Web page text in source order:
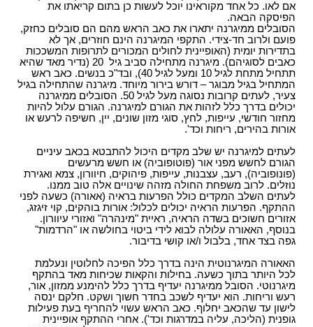
עצות לנפגעים בתאונות דרכים
חוק הפיצויים לנפגעי תאונות דרכים
עורך דין תאונת דרכים, עברת תאונה? נשאר לבחור
עו"ד
תקנות פיצויים לנפגעי תאונות דרכים (תשלומים
תכופים)
חוק נפגעי תאונות דרכים (סיוע לבני משפחה)
ייעוץ - עורכי דין
שאלות ותשובות - נזקי גוף
תביעת פיצויים - דוגמאות
פורום אורטופדיה וכירורגיה
עו"ד?
טעויות אולטראסאונד והקשר לרשלנות רפואית
רשלנות רפואית- העברת נטל הראיה אל הנתבעים
רשלנות רפואית - ניתוחים
רשלנות רפואית - אבחון לקוי
רשלנות רפואית בלידה - הריון
תביעת רשלנות רפואית - הריון, לידה
שיתוק מוחין, פיגור שכלי, תביעת רשלנות רפואית
רשלנות רפואית- ניתוח פלסטי קוסמטי
זכויות החולה- על הזכויות שלנו בתחום הבריאות
מידע על תביעות רשלנות רפואית
ס` 35-36 לחוק הנזיקין
תיעוד חומר רפואי - רשלנות רפואית
ביטוח לאומי - תביעות פיצויים נפגעי תאונות עבודה
הקשר בין מחלת הסוכרת לשרות הצבאי
קצין תגמולים - בקשה לעיון נוסף
קצין תגמולים דחה את תביעתך?
נכי צה"ל וחוק הנכים, לאן?
קביעת אחוזי נכות לנפגעי משרד הביטחון - תקנות
נפגעי פעולות איבה - טרור
קצין תגמולים- מידע משפטי ומדריך להגשת תביעה
מאגר חוקים| דיני צבא
נכי צה"ל - דוגמאות לתביעות נכות
עורכי דין מייעצים- משרד הביטחון, צבא
קטעי עיתונות
בחירת זכויות לפי חוק הביטוח הלאומי או לפי חוק
הנכים?
תביעות תלמידים - תאונות ילדים
תאונות אופניים
תאונות אופנוע - רכב דו גלגלי
תביעת ביטוח בגין נכות מתאונה ומחלוקת בנוגע
לפרשנות חישוב הפיצוי
פגיעות ברחוב - תאונה בשטח ציבורי
חיה מועדת - נשיכת כלב
רשלנות מקצועית
זכויות נפגעי עבירה| קורבנות משפט פלילי ועבירות
מין
חוק פיצוי לנפגעי פוליו, התשס"ז-2007
בדיקת החזרי מס
צליפת שוט, פגיעות ראש, זעזוע מוח, פגיעה נפשית
דירוג עורכי דין - פרסום עורכי דין בחינם באינטרנט !
מומחה רפואי - מה תפקידו ?
אם לאו. כל אחד מקוראינו יוכל לעשות כן בתום קריאתו את
הפיסקה הבאה.
הסובלים ממיגרנה יתארו את כאב הראש מהם הם סובלים כחזק,
פועם ולרוב חד-צידי. התקפי המיגרנה הינם חוזרים, אך לא
בתדירות יומית (האופיינית לחולים המכורים לתרופות המשככות
כאבים לסוגיהם). מיגרנה מתחילה סביב גיל 20 (נדיר מאד שהיא
תתחיל מתחת לגיל 10 ומעל לגיל 40), ובד"כ בנשים. כאב ראש
המתחיל בגיל מבוגר – דורש בירור מיוחד. מיגרנה שהתחילה בגיל
צעיר, לעתים קרובות נסוגה מעל לגיל 50. הסובלים ממיגרנה
יכולים בדרך כלל לזהות את הגורם למיגרנה. הגורם עלול להיות
מחזור חודשי, עייפות, לחץ, סוגי מזון שונים, יין, חשיפה לרעש או
אורות בהירים, ריחות וכד'.
לעתים למיגרנה יש שלב מקדים היכול להתבטא בכאב עיניים
הגורם לחשש מפני אור (פוטופוביה) או חשש מרעשים
(פונופוביה), רעב, עצבנות, עייפות, פיהוקים, חיוורון, צמא ואגירת
נוזלים. לרוב משפחת החולה מזהה שינויים אלה טוב ממנו.
לעתים השלב המקדים כולל הפרעות בראיה (אאורה) כשעה לפני
ההתקף. הפרעות הראיה יכולים לכלול: אורות בוהקים, קוי זיגזג,
אזורים חשוכים בשדה הראיה, ראיית "מינהרה" ואזורי עיוורון.
בנוסף, האאורה עלולה לבוא לידי ביטוי בחולשה או "הרדמות"
גפה בצד אחד, בלבול ו/או קושי בדיבור.
האאורה המיגרנוטית הינה בדרך כלל הפיכה לחלוטין ונעלמת
לכל היותר בתוך כשעה. בחילות והקאות שכיחות מאד בהתקף
מיגרנוטי. הסובל ממיגרנה יעדיף בדרך כלל להימנע ממזון, אור,
רעש וריחות. הוא יעדיף לשכב בחדר חשוך ושקט. חלקם ינסה
לישון עד שהכאב יחלוף. כאב הראש עשוי להחריף בעת פעילות
גופנית (הליכה, עליה במדרגות וכד'). אחרי ההתקף אופיינית